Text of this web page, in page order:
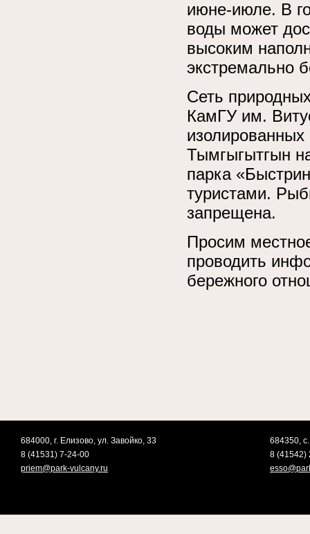
июне-июле. В
воды может
высоким
экстремально
Сеть
КамГУ им.
Тымгыгытгын
парка
туристами.
запрещена.
Просим
проводить
бережного
684000, г. Елизово, ул. Завойко, 33
8 (41531) 7-24-00
priem@park-vulcany.ru
684350,
8 (41542)